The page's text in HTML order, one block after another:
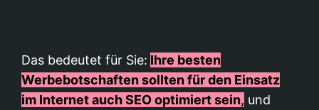
Das bedeutet für Sie: Ihre besten
Werbebotschaften sollten für den Einsatz
im Internet auch SEO optimiert sein, und